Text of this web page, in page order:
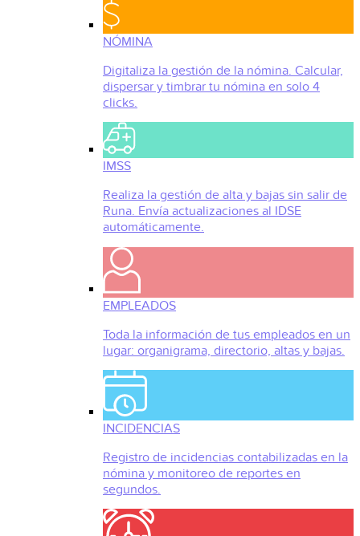
NÓMINA
Digitaliza la gestión de la nómina. Calcular,
dispersar y timbrar tu nómina en solo 4
clicks.
IMSS
Realiza la gestión de alta y bajas sin salir de
Runa. Envía actualizaciones al IDSE
automáticamente.
EMPLEADOS
Toda la información de tus empleados en un
lugar: organigrama, directorio, altas y bajas.
INCIDENCIAS
Registro de incidencias contabilizadas en la
nómina y monitoreo de reportes en
segundos.